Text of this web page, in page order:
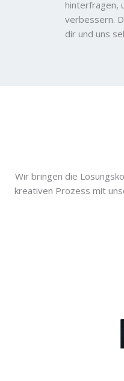
hinterfragen,
verbessern.
dir und uns
Wir bringen die
kreativen Prozess mit